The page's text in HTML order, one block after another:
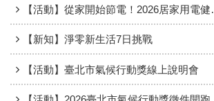
【活動】從家開始節電！2026居家用電健檢人才培訓
【新知】淨零新生活7日挑戰
【活動】臺北市氣候行動獎線上說明會